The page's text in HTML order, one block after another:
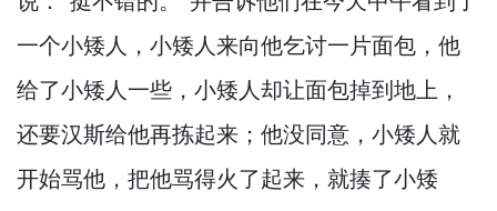
一个小矮人， 小矮人来向他乞讨一片面包， 他
给了小矮人一些， 小矮人却让面包掉到地上，
还要汉斯给他再拣起来；他没同意， 小矮人就
开始骂他， 把他骂得火了起来， 就揍了小矮